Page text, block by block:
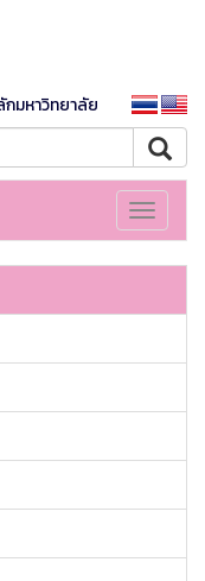
กมหาวิทยาลัย
Toggle